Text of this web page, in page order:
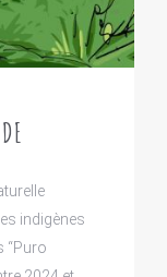
indigènes
“Puro